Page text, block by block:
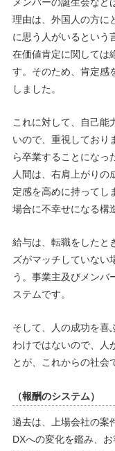
理由は、外国人の方に
に思う人がいるという
在価値肯定に関しては
す。そのため、肯定感
しました。
これに対して、自己能
いので、重視しており
ら卒業することになっ
人間は、右肩上がりの
定感を高めに持ってし
場合に不幸せになる構
給与は、転職をしたと
ズがマッチしていない
う。事業主及びメンバ
ステムです。
そして、人の成功を喜
わけではないので、人
とが、これからの社会
（報酬のシステム）
過去は、上場会社の案
DXへの変化を鑑み、